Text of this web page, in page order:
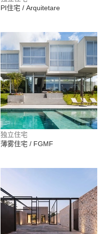
PI住宅 / Arquitetare
独立住宅
薄雾住宅 / FGMF